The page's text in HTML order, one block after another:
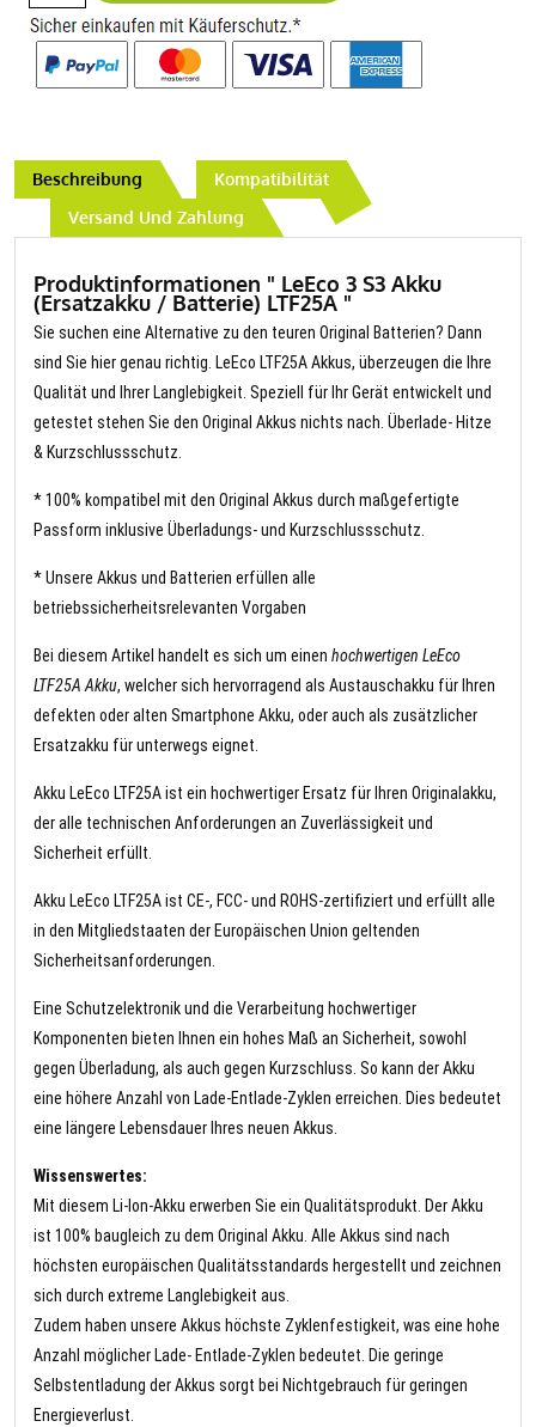
Beschreibung
Kompatibilität
Versand Und Zahlung
Produktinformationen " LeEco 3 S3 Akku
(Ersatzakku / Batterie) LTF25A "
Sie suchen eine Alternative zu den teuren Original Batterien? Dann
sind Sie hier genau richtig. LeEco LTF25A Akkus, überzeugen die Ihre
Qualität und Ihrer Langlebigkeit. Speziell für Ihr Gerät entwickelt und
getestet stehen Sie den Original Akkus nichts nach. Überlade- Hitze
& Kurzschlussschutz.
* 100% kompatibel mit den Original Akkus durch maßgefertigte
Passform inklusive Überladungs- und Kurzschlussschutz.
* Unsere Akkus und Batterien erfüllen alle
betriebssicherheitsrelevanten Vorgaben
Bei diesem Artikel handelt es sich um einen hochwertigen LeEco
LTF25A Akku, welcher sich hervorragend als Austauschakku für Ihren
defekten oder alten Smartphone Akku, oder auch als zusätzlicher
Ersatzakku für unterwegs eignet.
Akku LeEco LTF25A ist ein hochwertiger Ersatz für Ihren Originalakku,
der alle technischen Anforderungen an Zuverlässigkeit und
Sicherheit erfüllt.
Akku LeEco LTF25A ist CE-, FCC- und ROHS-zertifiziert und erfüllt alle
in den Mitgliedstaaten der Europäischen Union geltenden
Sicherheitsanforderungen.
Eine Schutzelektronik und die Verarbeitung hochwertiger
Komponenten bieten Ihnen ein hohes Maß an Sicherheit, sowohl
gegen Überladung, als auch gegen Kurzschluss. So kann der Akku
eine höhere Anzahl von Lade-Entlade-Zyklen erreichen. Dies bedeutet
eine längere Lebensdauer Ihres neuen Akkus.
Wissenswertes:
Mit diesem Li-Ion-Akku erwerben Sie ein Qualitätsprodukt. Der Akku
ist 100% baugleich zu dem Original Akku. Alle Akkus sind nach
höchsten europäischen Qualitätsstandards hergestellt und zeichnen
sich durch extreme Langlebigkeit aus.
Zudem haben unsere Akkus höchste Zyklenfestigkeit, was eine hohe
Anzahl möglicher Lade- Entlade-Zyklen bedeutet. Die geringe
Selbstentladung der Akkus sorgt bei Nichtgebrauch für geringen
Energieverlust.